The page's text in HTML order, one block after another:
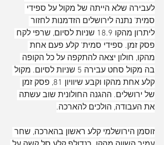
לעבירה שלא הייתה של מקול על ספידי
סמית' נתנה לירושלים הזדמנות לחזור
ליתרון מהקו 18.9 שניות לסיום, שרפי לקח
פסק זמן. ספידי סמית' קלע פעם אחת
מהקו, חולון יצאה להתקפה על כל הקופה
בה מקול סחט עבירה 5 שניות לסיום. מקול
קלע אחת מהקו וקבע שיוויון 81, פסק זמן
של ירושלים. ההגנה החולונית שוב עשתה
את העבודה, הולכים להארכה.
זוסמן הירושלמי קלע ראשון בהארכה, שחר